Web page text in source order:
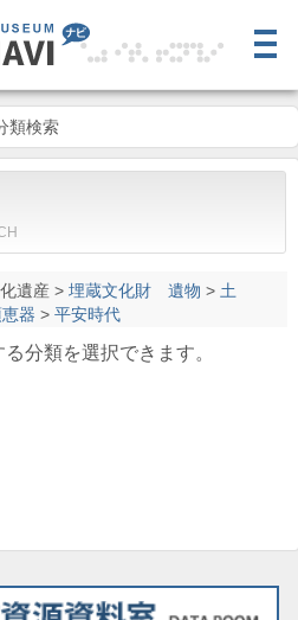
類検索
遺産> 埋蔵文化財 遺物 > 土
器 > 平安時代
分類を選択できます。